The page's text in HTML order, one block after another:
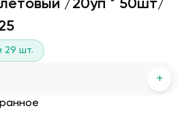
/20уп * 50шт/
29 шт.
+